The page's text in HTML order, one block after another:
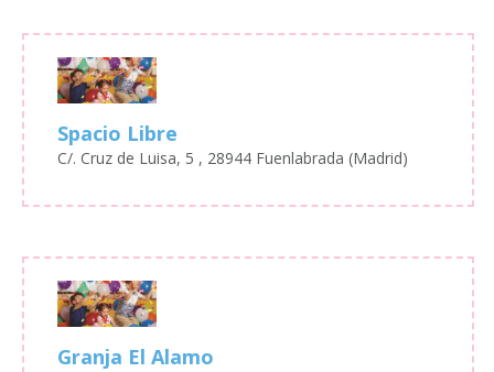
Spacio Libre
C/. Cruz de Luisa, 5 , 28944 Fuenlabrada (Madrid)
Granja El Alamo